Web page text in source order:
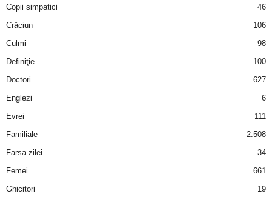
Copii simpatici
46
Crăciun
106
Culmi
98
Definiţie
100
Doctori
627
Englezi
6
Evrei
111
Familiale
2.508
Farsa zilei
34
Femei
661
Ghicitori
19